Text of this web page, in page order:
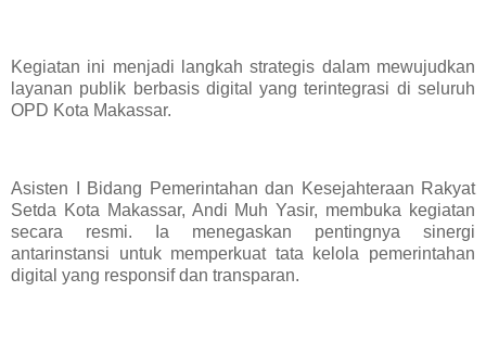
Kegiatan ini menjadi langkah strategis dalam mewujudkan
layanan publik berbasis digital yang terintegrasi di seluruh
OPD Kota Makassar.
Asisten I Bidang Pemerintahan dan Kesejahteraan Rakyat
Setda Kota Makassar, Andi Muh Yasir, membuka kegiatan
secara resmi. Ia menegaskan pentingnya sinergi
antarinstansi untuk memperkuat tata kelola pemerintahan
digital yang responsif dan transparan.